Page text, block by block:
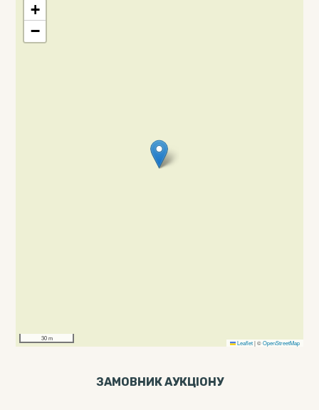
+
−
30 m
Leaflet |©OpenStreetMap
ЗАМОВНИК АУКЦІОНУ